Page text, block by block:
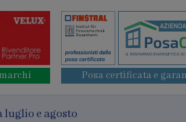
Posa certificata e
luglio e agosto